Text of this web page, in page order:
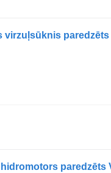
virzuļsūknis